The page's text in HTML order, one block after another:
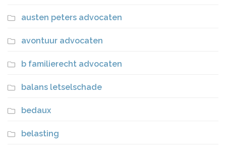
austen peters advocaten
avontuur advocaten
b familierecht advocaten
balans letselschade
bedaux
belasting